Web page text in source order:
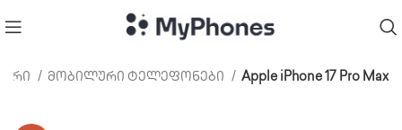
მობილური ტელეფონები Apple iPhone 17 Pro Max